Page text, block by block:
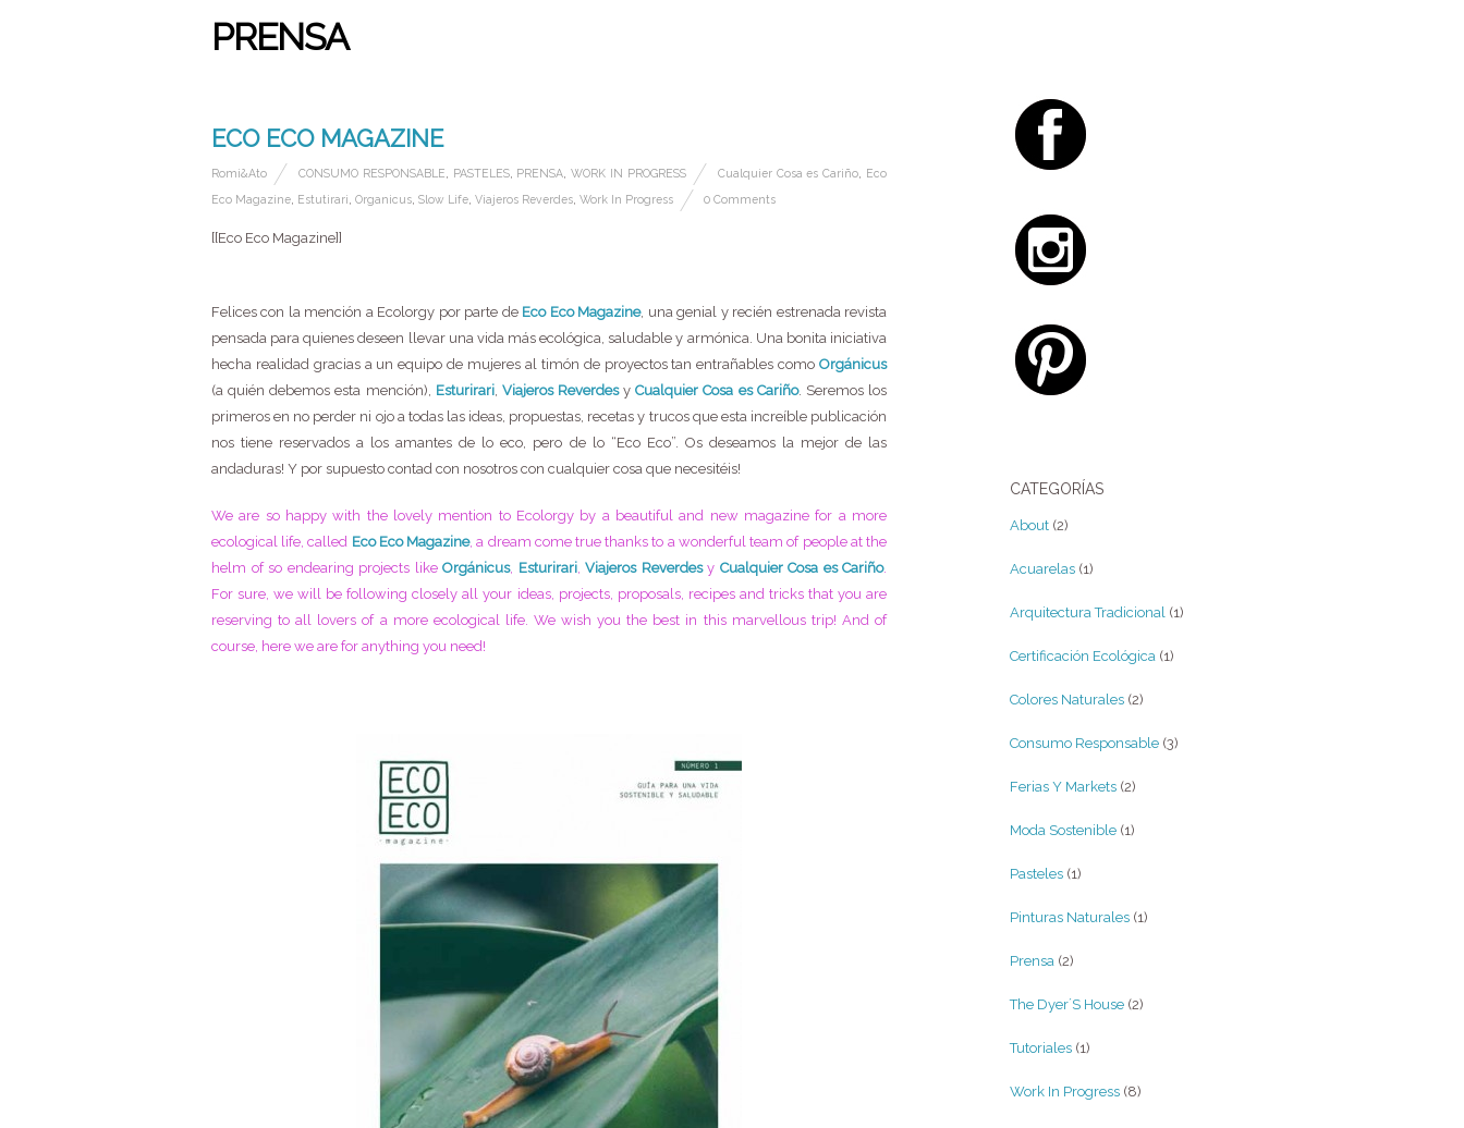
PRENSA
ECO ECO MAGAZINE
Romi&Ato CONSUMO RESPONSABLE PASTELES, PRENSA ,WORK IN PROGRESS Cualquier Cosa es Cariño
Eco
Eco Magazine Estutirari Organicus Slow Life Viajeros Reverdes Work In Progress 0 Comments
[[Eco Eco Magazine]]
Felices con la mención a Ecolorgy por parte de Eco Eco Magazine, una genial y recién estrenada revista
pensada para quienes deseen llevar una vida más ecológica, saludable y armónica. Una bonita iniciativa
hecha realidad gracias a un equipo de mujeres al timón de proyectos tan entrañables como Orgánicus
(a quién debemos esta mención), Esturirari, Viajeros ReverdesyCualquier Cosa es Cariño. Seremos los
primeros en no perder ni ojo a todas las ideas, propuestas, recetas y trucos que esta increíble publicación
nos tiene reservados a los amantes de lo eco, pero de lo “Eco Eco”. Os deseamos la mejor de las
andaduras! Y por supuesto contad con nosotros con cualquier cosa que necesitéis!
We are so happy with the lovely mention to Ecolorgy by a beautiful and new magazine for a more
ecological life, called Eco Eco Magazine, a dream come true thanks to a wonderful team of people at the
helm of so endearing projects like Orgánicus, Esturirari, Viajeros Reverdesy Cualquier Cosa es Cariño.
For sure, we will be following closely all your ideas, projects, proposals, recipes and tricks that you are
reserving to all lovers of a more ecological life. We wish you the best in this marvellous trip! And of
course, here we are for anything you need!
CATEGORÍAS
About (2)
Acuarelas (1)
Arquitectura Tradicional (1)
Certificación Ecológica (1)
Colores Naturales (2)
Consumo Responsable (3)
Ferias Y Markets (2)
Moda Sostenible (1)
Pasteles (1)
Pinturas Naturales (1)
Prensa (2)
The Dyer´s House (2)
Tutoriales (1)
Work In Progress (8)